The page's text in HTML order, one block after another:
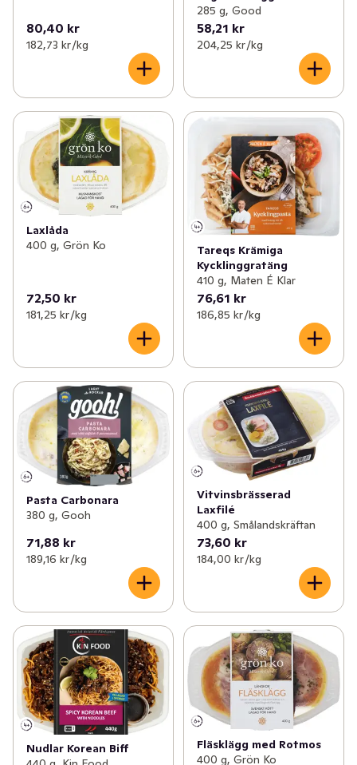
80,40 kr
182,73 kr /kg
285 g, Good
58,21 kr
204,25 kr /kg
Laxlåda
400 g, Grön Ko
72,50 kr
181,25 kr /kg
Tareqs Krämiga
Kycklinggratäng
410 g, Maten É Klar
76,61 kr
186,85 kr /kg
Pasta Carbonara
380 g, Gooh
71,88 kr
189,16 kr /kg
Vitvinsbrässerad
Laxfilé
400 g, Smålandskräftan
73,60 kr
184,00 kr /kg
Nudlar Korean Biff
Fläsklägg med Rotmos
400 g, Grön Ko